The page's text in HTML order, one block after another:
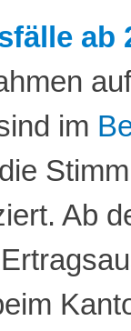
ab
im
Ab